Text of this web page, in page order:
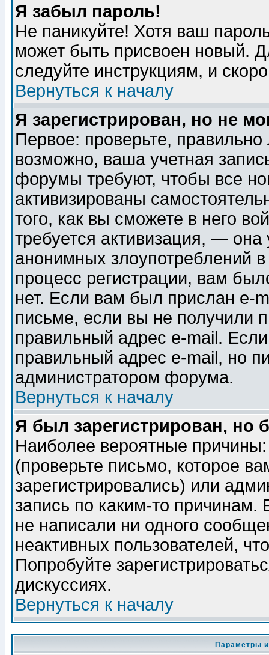
Я забыл пароль!
Не паникуйте! Хотя ваш
может быть присвоен новый.
следуйте инструкциям, и
Вернуться к началу
Я зарегистрирован, но не
Первое: проверьте,
возможно, ваша учетная
форумы требуют, чтобы все
активизированы
того, как вы сможете в него
требуется активизация, —
анонимных злоупотреблений
процесс регистрации, вам
нет. Если вам был прислан e-
письме, если вы не получили
правильный адрес e-mail.
правильный адрес e-mail, но
администратором форума.
Вернуться к началу
Я был зарегистрирован, но
Наиболее вероятные
(проверьте письмо, которое
зарегистрировались) или
запись по каким-то
не написали ни одного
неактивных пользователей,
Попробуйте
дискуссиях.
Вернуться к началу
Параметры